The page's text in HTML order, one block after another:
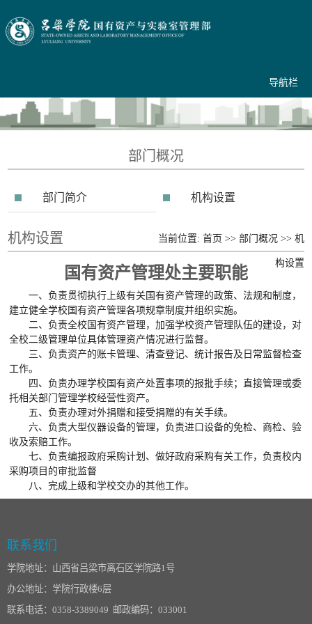
导航栏
部门概况
部门简介 机构设置
机构设置 当前位置: 首页 >> 部门概况 >> 机
构设置
国有资产管理处主要职能
一、负责贯彻执行上级有关国有资产管理的政策、法规和制度，
建立健全学校国有资产管理各项规章制度并组织实施。
二、负责全校国有资产管理，加强学校资产管理队伍的建设，对
全校二级管理单位具体管理资产情况进行监督。
三、负责资产的账卡管理、清查登记、统计报告及日常监督检查
工作。
四、负责办理学校国有资产处置事项的报批手续；直接管理或委
托相关部门管理学校经营性资产。
五、负责办理对外捐赠和接受捐赠的有关手续。
六、负责大型仪器设备的管理，负责进口设备的免检、商检、验
收及索赔工作。
七、负责编报政府采购计划、做好政府采购有关工作，负责校内
采购项目的审批监督
八、完成上级和学校交办的其他工作。
联系我们
学院地址：山西省吕梁市离石区学院路1号
办公地址：学院行政楼6层
联系电话：0358-3389049 邮政编码：033001